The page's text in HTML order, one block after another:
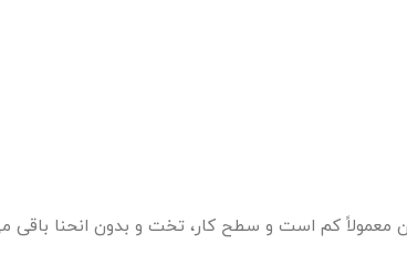
کم است و سطح کار، تخت و بدون انحنا باقی